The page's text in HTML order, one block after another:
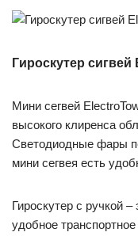
Гироскутер сигвей
Мини сегвей
высокого клиренса
Светодиодные фары
мини сегвея есть
Гироскутер с ручкой
удобное